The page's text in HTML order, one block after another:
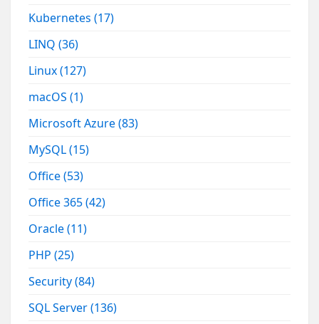
Kubernetes(17)
LINQ(36)
Linux(127)
macOS(1)
Microsoft Azure(83)
MySQL(15)
Office(53)
Office 365(42)
Oracle(11)
PHP(25)
Security(84)
SQL Server(136)